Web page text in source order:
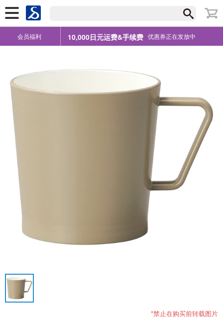
会员福利 10,000日元运费&手续费 优惠券正在发放中
*禁止在购买前转载图片